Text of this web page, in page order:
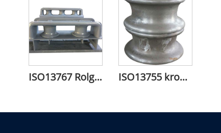
ISO13767 Rolgeleider aan scheepszijde ISO13755 kromtrekkende rolgeleider